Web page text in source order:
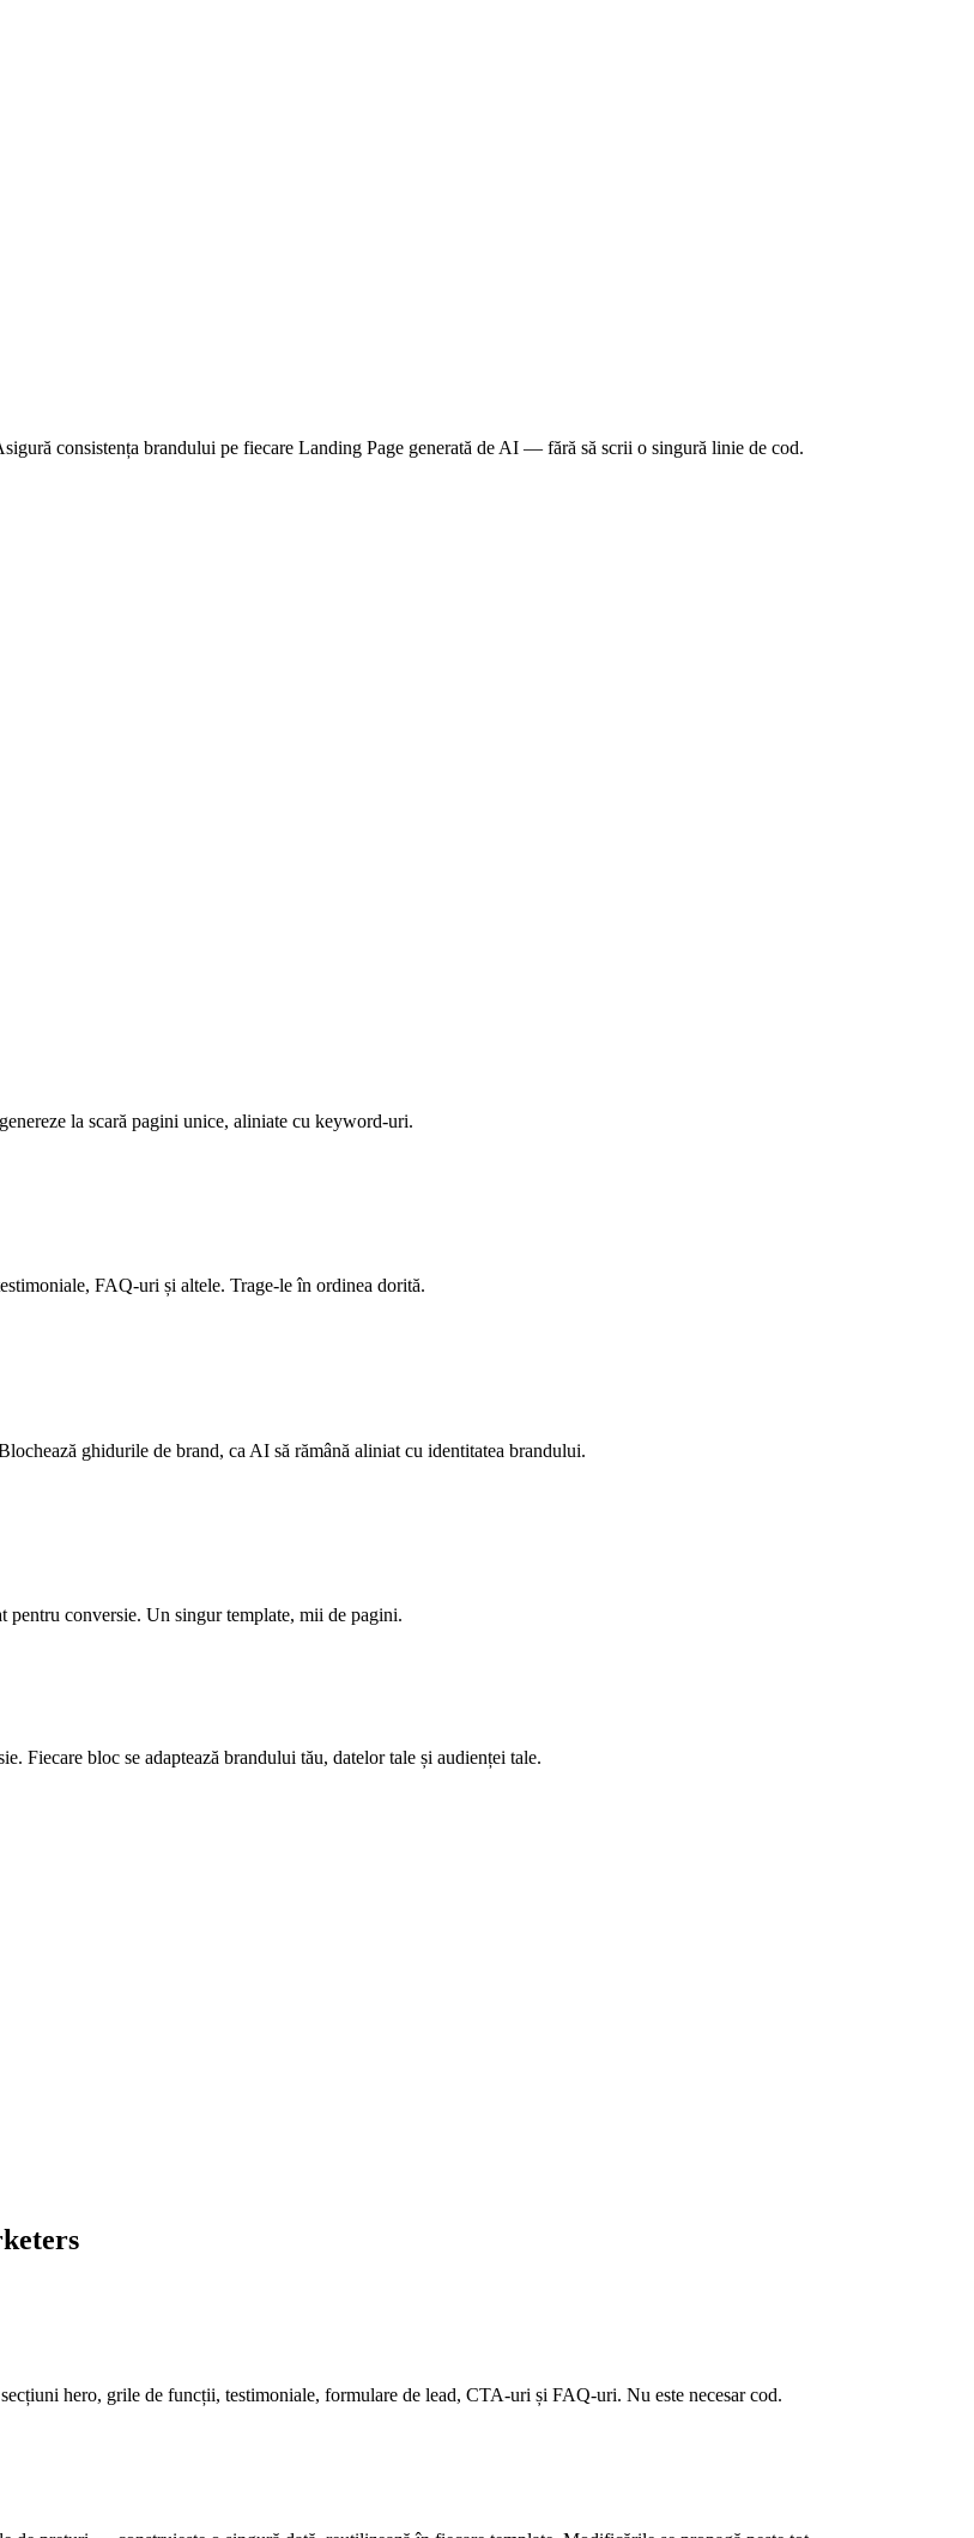
consistența brandului pe fiecare Landing Page generată de AI — fără să scrii o singură linie de cod.
la scară pagini unice, aliniate cu keyword-uri.
FAQ-uri și altele. Trage-le în ordinea dorită.
ghidurile de brand, ca AI să rămână aliniat cu identitatea brandului.
conversie. Un singur template, mii de pagini.
Fiecare bloc se adaptează brandului tău, datelor tale și audienței tale.
hero, grile de funcții, testimoniale, formulare de lead, CTA-uri și FAQ-uri. Nu este necesar cod.